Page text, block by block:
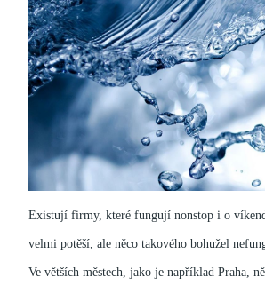
Existují firmy, které fungují nonstop i o
velmi potěší, ale něco takového bohužel
Ve větších městech, jako je například Praha,